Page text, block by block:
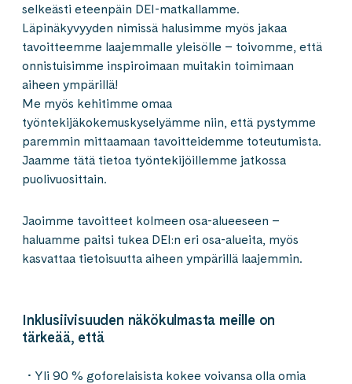
selkeästi eteenpäin DEI-matkallamme.
Läpinäkyvyyden nimissä halusimme myös jakaa
tavoitteemme laajemmalle yleisölle – toivomme, että
onnistuisimme inspiroimaan muitakin toimimaan
aiheen ympärillä!
Me myös kehitimme omaa
työntekijäkokemuskyselyämme niin, että pystymme
paremmin mittaamaan tavoitteidemme toteutumista.
Jaamme tätä tietoa työntekijöillemme jatkossa
puolivuosittain.
Jaoimme tavoitteet kolmeen osa-alueeseen –
haluamme paitsi tukea DEI:n eri osa-alueita, myös
kasvattaa tietoisuutta aiheen ympärillä laajemmin.
Inklusiivisuuden näkökulmasta meille on
tärkeää, että
Yli 90 % goforelaisista kokee voivansa olla omia